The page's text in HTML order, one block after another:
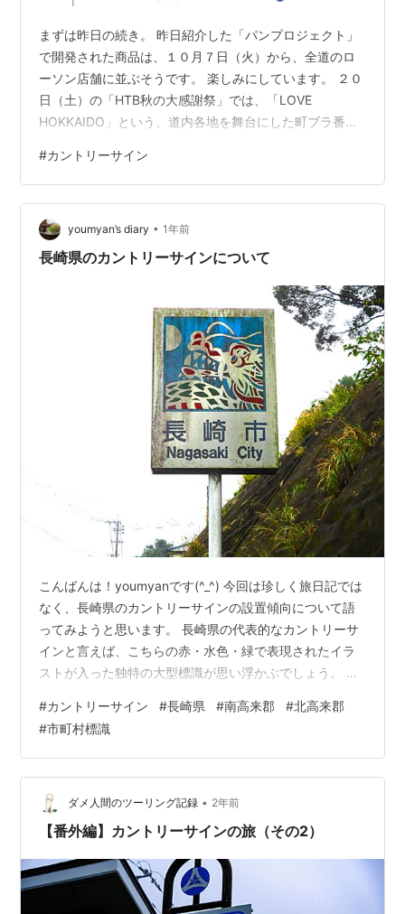
まずは昨日の続き。 昨日紹介した「パンプロジェクト」
で開発された商品は、１０月７日（火）から、全道のロ
ーソン店舗に並ぶそうです。 楽しみにしています。 ２０
日（土）の「HTB秋の大感謝祭」では、「LOVE
HOKKAIDO」という、道内各地を舞台にした町ブラ番組
９市町村のカントリーサインクイズというのが行われま
した。 「カントリーサイン」とは、国道や高速道路を走
っていて、市町村の境において見られる各市町村のシン
ボルマークデザインです。 実際の出題を再現します。 こ
れはわかりやすいですね。 時計台といえば、この町しか
#カントリーサイン
youmyan’s diary • 1年前
長崎県のカントリーサインについて
こんばんは！youmyanです(^_^) 今回は珍しく旅日記では
なく、長崎県のカントリーサインの設置傾向について語
ってみようと思います。 長崎県の代表的なカントリーサ
インと言えば、こちらの赤・水色・緑で表現されたイラ
ストが入った独特の大型標識が思い浮かぶでしょう。 長
一目で分かります。このような大型イラスト標識が各県
道の市町境に設置されており、各町ごとのデザインを楽
しむことができます。 現在は、こんな感じで42種類もの
標識が現存しています。こんな感じでリストで並べる
と、統一色があるので統一感が凄く気持ちいものです。
そんな長崎県のイラスト標識に…
#カントリーサイン #長崎県 #南高来郡 #北高来郡
#市町村標識
ダメ人間のツーリング記録 • 2年前
【番外編】カントリーサインの旅（その2）